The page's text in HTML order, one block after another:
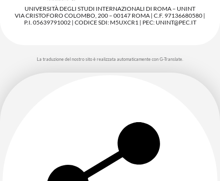
UNIVERSITÀ DEGLI STUDI INTERNAZIONALI DI ROMA – UNINT
VIA CRISTOFORO COLOMBO, 200 – 00147 ROMA | C.F. 97136680580 |
P.I. 05639791002 | CODICE SDI: M5UXCR1 | PEC: UNINT@PEC.IT
La traduzione del nostro sito è realizzata automaticamente con G-Translate.